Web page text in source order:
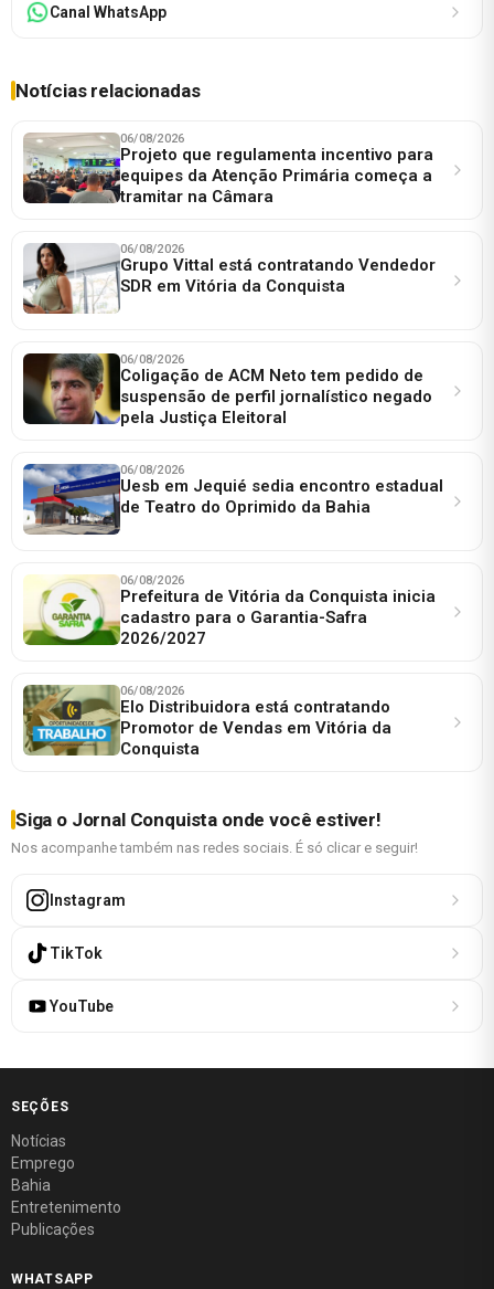
Canal WhatsApp
Notícias relacionadas
06/08/2026
Projeto que regulamenta incentivo para
equipes da Atenção Primária começa a
tramitar na Câmara
06/08/2026
Grupo Vittal está contratando Vendedor
SDR em Vitória da Conquista
06/08/2026
Coligação de ACM Neto tem pedido de
suspensão de perfil jornalístico negado
pela Justiça Eleitoral
06/08/2026
Uesb em Jequié sedia encontro estadual
de Teatro do Oprimido da Bahia
06/08/2026
Prefeitura de Vitória da Conquista inicia
cadastro para o Garantia-Safra
2026/2027
06/08/2026
Elo Distribuidora está contratando
Promotor de Vendas em Vitória da
Conquista
Siga o Jornal Conquista onde você estiver!
Nos acompanhe também nas redes sociais. É só clicar e seguir!
Instagram
TikTok
YouTube
SEÇÕES
Notícias
Emprego
Bahia
Entretenimento
Publicações
WHATSAPP